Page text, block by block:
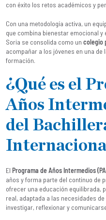
con éxito los retos académicos y
Con una metodología activa, un
que combina bienestar emocional
Soria se consolida como un colegio
acompañar a los jóvenes en una
formación.
¿Qué es el
Años
del
El Programa de Años Intermedios
años y forma parte del continuo de
ofrecer una educación equilibrada,
real, adaptada a las necesidades
investigar, reflexionar y